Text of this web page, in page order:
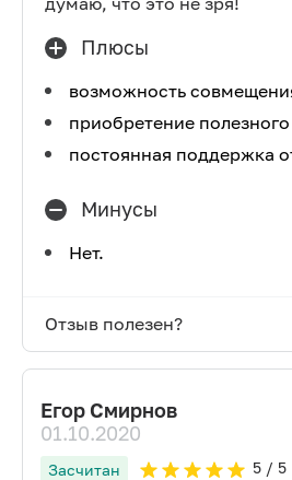
Плюсы
возможность
приобретение
постоянная поддержка
Минусы
Нет.
Отзыв полезен?
Егор Смирнов
01.10.2020
Засчитан 5/ 5